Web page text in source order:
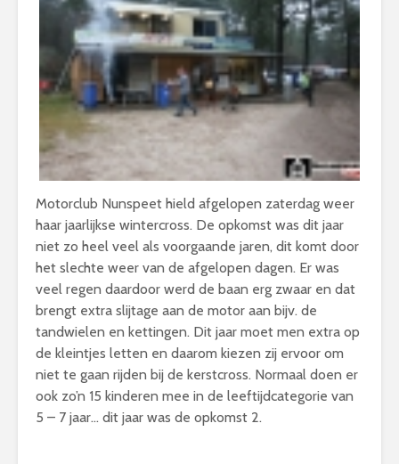
Motorclub Nunspeet hield afgelopen zaterdag weer
haar jaarlijkse wintercross. De opkomst was dit jaar
niet zo heel veel als voorgaande jaren, dit komt door
het slechte weer van de afgelopen dagen. Er was
veel regen daardoor werd de baan erg zwaar en dat
brengt extra slijtage aan de motor aan bijv. de
tandwielen en kettingen. Dit jaar moet men extra op
de kleintjes letten en daarom kiezen zij ervoor om
niet te gaan rijden bij de kerstcross. Normaal doen er
ook zo’n 15 kinderen mee in de leeftijdcategorie van
5 – 7 jaar… dit jaar was de opkomst 2.